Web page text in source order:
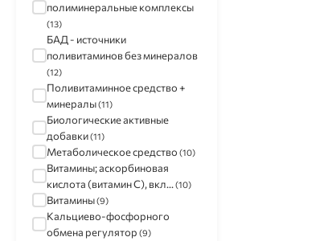
полиминеральные комплексы
(13)
БАД - источники
поливитаминов без минералов
(12)
Поливитаминное средство +
минералы(11)
Биологические активные
добавки(11)
Метаболическое средство (10)
Витамины; аскорбиновая
кислота (витамин C), вкл... (10)
Витамины(9)
Кальциево-фосфорного
обмена регулятор (9)